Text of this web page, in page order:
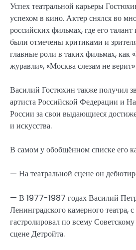
Успех театральной карьеры
успехом в кино. Актер снялся во
российских фильмах, где его
были отмечены критиками и
главные роли в таких фильмах, как
журавли», «Москва слезам не
Василий Гостюхин также получил
артиста Российской Федерации и
России за свои выдающиеся
и искусства.
В самом у обобщённом списке его
— На театральной сцене он
— В 1977-1987 годах Василий
Ленинградского камерного театра,
гастролировал по всему
сцене Детройта.